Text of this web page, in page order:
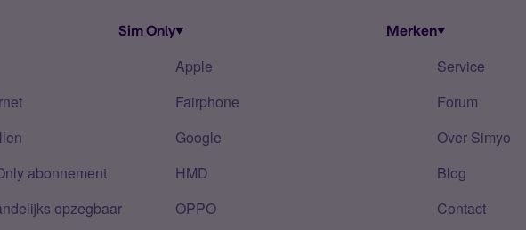
Sim Only
abonnement
opzegbaar
Merken
Apple
Fairphone
Google
HMD
OPPO
Service
Forum
Over Simyo
Blog
Contact